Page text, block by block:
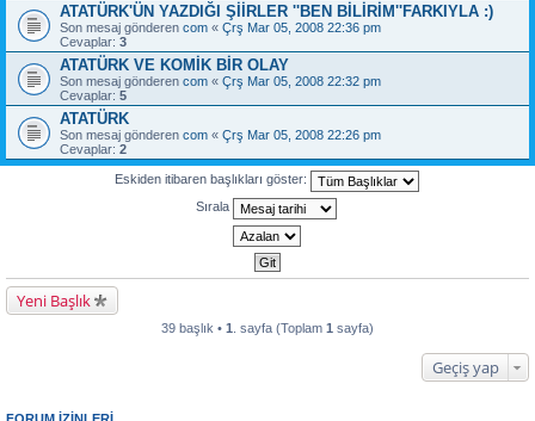
ATATÜRK'ÜN YAZDIĞI ŞİİRLER ''BEN BİLİRİM''FARKIYLA :)
Son mesaj gönderen com « Çrş Mar 05, 2008 22:36 pm
Cevaplar: 3
ATATÜRK VE KOMİK BİR OLAY
Son mesaj gönderen com « Çrş Mar 05, 2008 22:32 pm
Cevaplar: 5
ATATÜRK
Son mesaj gönderen com « Çrş Mar 05, 2008 22:26 pm
Cevaplar: 2
Eskiden itibaren başlıkları göster:
Sırala
Yeni Başlık
39 başlık • 1 . sayfa (Toplam 1 sayfa)
Geçiş yap
FORUM IZINLERI